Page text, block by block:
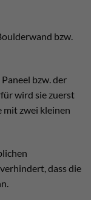
bzw.
bzw. der
wird sie zuerst
mit zwei kleinen
dass die